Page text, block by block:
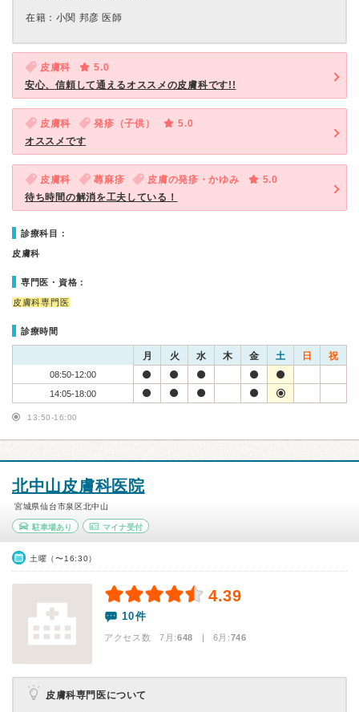
在籍：小関 邦彦 医師
皮膚科
5.0
安心、信頼して通えるオススメの皮膚科です!!
皮膚科 発疹（子供）
5.0
オススメです
皮膚科 蕁麻疹 皮膚の発疹・かゆみ
5.0
待ち時間の解消を工夫している！
診療科目：
皮膚科
専門医・資格：
皮膚科専門医
診療時間
月 火 水 木 金 土 日 祝
08:50-12:00
14:05-18:00
13:50-16:00
北中山皮膚科医院
宮城県仙台市泉区北中山
駐車場あり マイナ受付
土曜（〜16:30）
4.39
10件
アクセス数 7月:648 | 6月:746
皮膚科専門医について